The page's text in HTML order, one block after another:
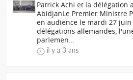
Patrick Achi et la délégation
AbidjanLe Premier Ministre
en audience le mardi 27 juin
délégations allemandes,
parlemen...
il y a 3 ans